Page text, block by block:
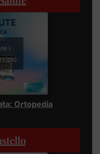
i
Ortopedia